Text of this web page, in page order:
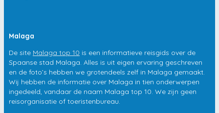
Malaga
De site Malaga top 10 is een informatieve reisgids over de
Spaanse stad Malaga. Alles is uit eigen ervaring geschreven
en de foto’s hebben we grotendeels zelf in Malaga gemaakt.
Wij hebben de informatie over Malaga in tien onderwerpen
ingedeeld, vandaar de naam Malaga top 10. We zijn geen
reisorganisatie of toeristenbureau.